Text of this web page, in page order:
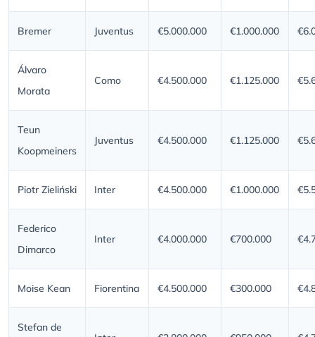
Bremer Juventus €5.000.000 €1.000.000
Álvaro
Morata
Como €4.500.000 €1.125.000
Teun
Koopmeiners
Juventus €4.500.000 €1.125.000
Piotr Zieliński Inter €4.500.000 €1.000.000
Federico
Dimarco
Inter €4.000.000 €700.000
Moise Kean Fiorentina €4.500.000 €300.000
Stefan de